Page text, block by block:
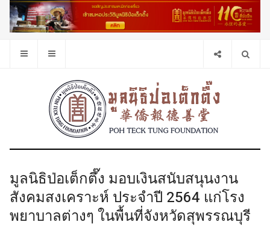
มูลนิธิป่อเต็กตึ๊ง มอบเงินสนับสนุนงาน
สังคมสงเคราะห์ ประจำปี 2564 แก่โรง
พยาบาลต่างๆ ในพื้นที่จังหวัดสุพรรณบุรี